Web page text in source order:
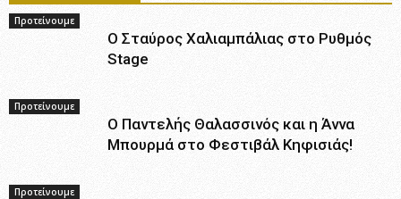
Προτείνουμε
Ο Σταύρος Χαλιαμπάλιας στο Ρυθμός
Stage
Προτείνουμε
Ο Παντελής Θαλασσινός και η Άννα
Μπουρμά στο Φεστιβάλ Κηφισιάς!
Προτείνουμε